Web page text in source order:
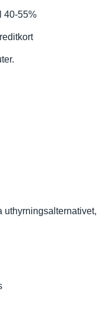
40-55%
uthyrningsalternativet,